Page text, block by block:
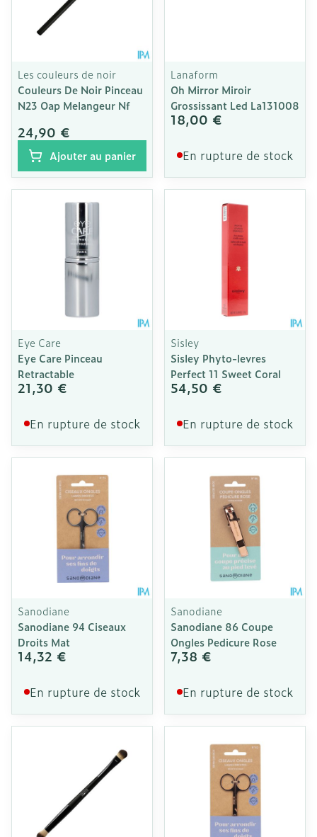
Les couleurs de noir
Couleurs De Noir Pinceau
N23 Oap Melangeur Nf
24,90 €
Ajouter au panier
Lanaform
Oh Mirror Miroir
Grossissant Led La131008
18,00 €
En rupture de stock
Eye Care
Eye Care Pinceau
Retractable
21,30 €
En rupture de stock
Sisley
Sisley Phyto-levres
Perfect 11 Sweet Coral
54,50 €
En rupture de stock
Sanodiane
Sanodiane 94 Ciseaux
Droits Mat
14,32 €
En rupture de stock
Sanodiane
Sanodiane 86 Coupe
Ongles Pedicure Rose
7,38 €
En rupture de stock